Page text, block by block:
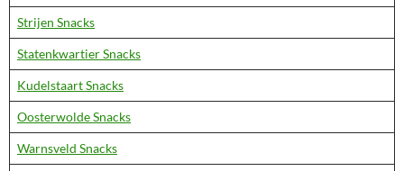
Strijen Snacks
Statenkwartier Snacks
Kudelstaart Snacks
Oosterwolde Snacks
Warnsveld Snacks